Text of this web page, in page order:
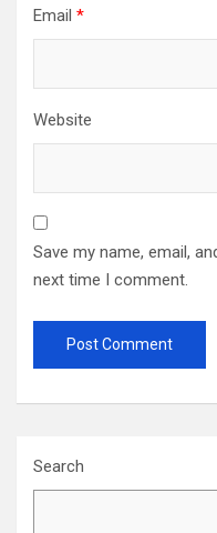
Email *
Website
Save my name, email,
next time I comment.
Search